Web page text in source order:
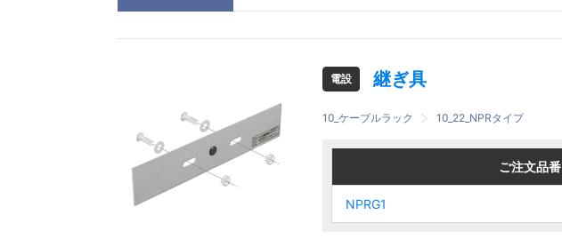
電設 継ぎ具
10_ケーブルラック 10_22_NPRタイプ
レ
ご注文品番
NPRG1
レ
ご注文品番
NPRG1